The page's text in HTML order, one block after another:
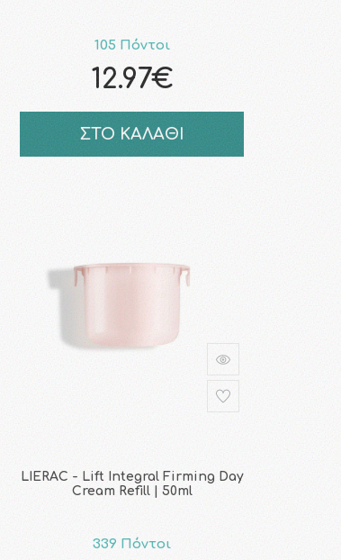
105 Πόντοι
12.97€
ΣΤΟ ΚΑΛΑΘΙ
LIERAC - Lift Integral Firming Day
Cream Refill | 50ml
339 Πόντοι